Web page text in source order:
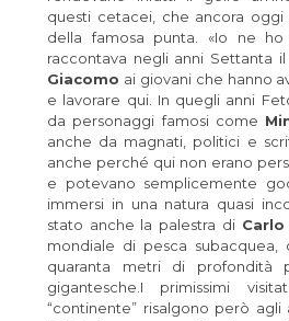
questi cetacei, che ancora oggi
della famosa punta. «Io ne ho
raccontava negli anni Settanta
Giacomo ai giovani che hanno
e lavorare qui. In quegli anni
da personaggi famosi come
anche da magnati, politici e
anche perché qui non erano
e potevano semplicemente
immersi in una natura quasi
stato anche la palestra di
mondiale di pesca subacquea,
quaranta metri di profondità
gigantesche.I primissimi
“continente” risalgono però agli